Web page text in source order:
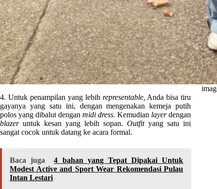
4. Untuk penampilan yang lebih representable, Anda bisa tiru
gayanya yang satu ini, dengan mengenakan kemeja putih
polos yang dibalut denganmidi dress.Kemudian layerdengan
blazeruntuk kesan yang lebih sopan.Outfityang satu ini
sangat cocok untuk datang ke acara formal.
Baca juga
4 bahan yang Tepat Dipakai Untuk
Modest Active and Sport Wear Rekomendasi Pulau
Intan Lestari